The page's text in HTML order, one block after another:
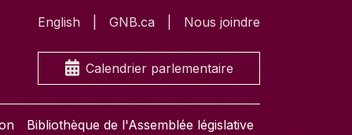
English GNB.ca Nous joindre
Calendrier parlementaire
Bibliothèque de l'Assemblée législative